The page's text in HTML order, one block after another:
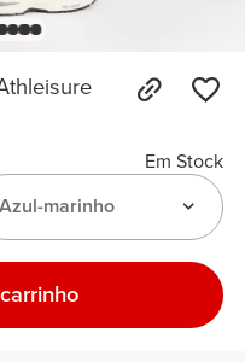
Em Stock
Azul-marinho